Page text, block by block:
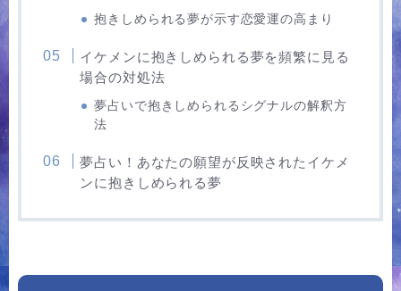
抱きしめられる夢が示す恋愛運の高まり
イケメンに抱きしめられる夢を頻繁に見る
場合の対処法
夢占いで抱きしめられるシグナルの解釈方
法
夢占い！あなたの願望が反映されたイケメ
ンに抱きしめられる夢